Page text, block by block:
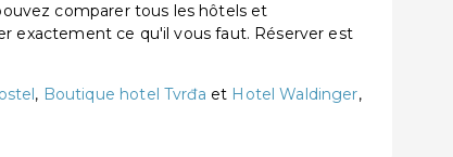
comparer tous les hôtels et
exactement ce qu'il vous faut. Réserver est
, Boutique hotel Tvrđa et Hotel Waldinger,